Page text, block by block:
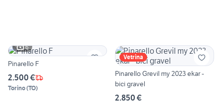
6
Pinarello F
2.500 €
Torino(TO)
Vetrina
Pinarello Grevil my 2023 ekar -
bici gravel
2.850 €